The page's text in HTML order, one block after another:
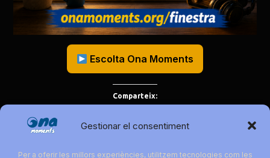
Gestionar el consentiment
Per a oferir les millors experiències, utilitzem tecnologies com les
Escolta Ona Moments
Comparteix: